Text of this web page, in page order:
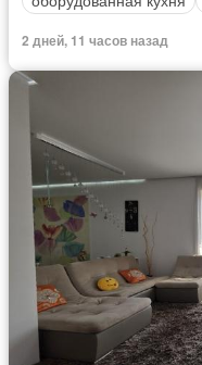
2 дней, 11 часов назад